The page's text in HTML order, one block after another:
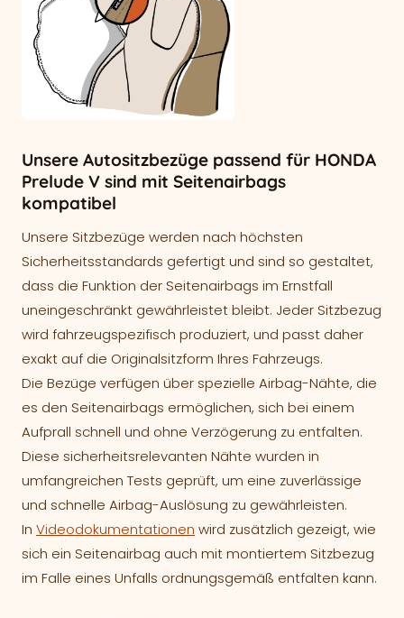
Unsere Autositzbezüge passend für HONDA
Prelude V sind mit Seitenairbags
kompatibel
Unsere Sitzbezüge werden nach höchsten
Sicherheitsstandards gefertigt und sind so gestaltet,
dass die Funktion der Seitenairbags im Ernstfall
uneingeschränkt gewährleistet bleibt. Jeder Sitzbezug
wird fahrzeugspezifisch produziert, und passt daher
exakt auf die Originalsitzform Ihres Fahrzeugs.
Die Bezüge verfügen über spezielle Airbag-Nähte, die
es den Seitenairbags ermöglichen, sich bei einem
Aufprall schnell und ohne Verzögerung zu entfalten.
Diese sicherheitsrelevanten Nähte wurden in
umfangreichen Tests geprüft, um eine zuverlässige
und schnelle Airbag-Auslösung zu gewährleisten.
In Videodokumentationen wird zusätzlich gezeigt, wie
sich ein Seitenairbag auch mit montiertem Sitzbezug
im Falle eines Unfalls ordnungsgemäß entfalten kann.